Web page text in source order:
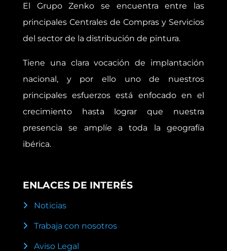
El Grupo Zenko se encuentra entre las
principales Centrales de Compras y Servicios
del sector de la distribución de pintura.
Tiene una clara vocación de implantación
nacional, y por ello uno de nuestros
principales esfuerzos está enfocado en el
crecimiento hasta lograr que nuestra
presencia se amplíe a toda la geografía
ibérica.
ENLACES DE INTERÉS
Noticias
Trabaja con nosotros
Aviso Legal